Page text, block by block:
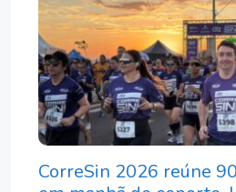
CorreSin 2026 reúne